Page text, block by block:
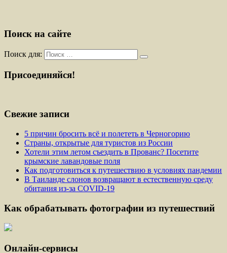
Поиск на сайте
Поиск для:
Присоединяйся!
Свежие записи
5 причин бросить всё и полететь в Черногорию
Страны, открытые для туристов из России
Хотели этим летом съездить в Прованс? Посетите
крымские лавандовые поля
Как подготовиться к путешествию в условиях пандемии
В Таиланде слонов возвращают в естественную среду
обитания из-за COVID-19
Как обрабатывать фотографии из путешествий
Онлайн-сервисы